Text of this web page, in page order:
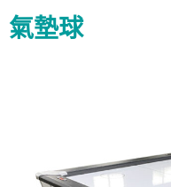
氣墊球